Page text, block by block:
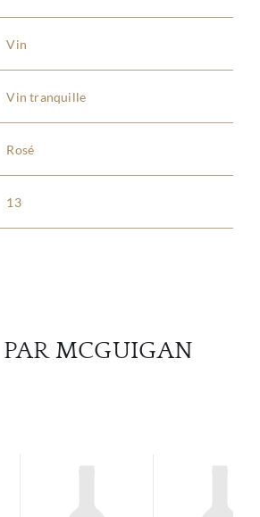
Vin
Vin tranquille
Rosé
13
MCGUIGAN